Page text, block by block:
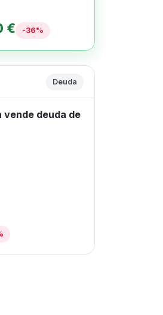
€ -36%
Deuda
vende deuda de